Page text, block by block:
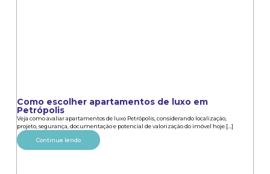
Como escolher apartamentos de luxo em
Petrópolis
Veja como avaliar apartamentos de luxo Petrópolis, considerando localização,
projeto, segurança, documentação e potencial de valorização do imóvel hoje.[...]
Continue lendo